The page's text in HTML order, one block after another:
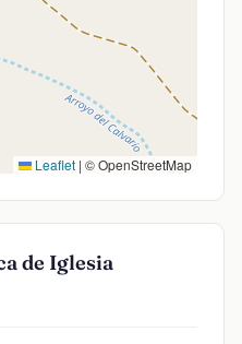
Leaflet | © OpenStreetMap
de Iglesia